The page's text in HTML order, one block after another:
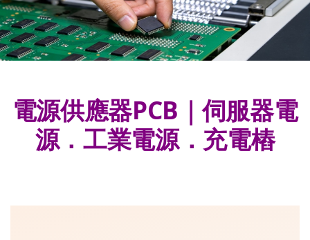
電源供應器PCB｜伺服器電
源．工業電源．充電樁